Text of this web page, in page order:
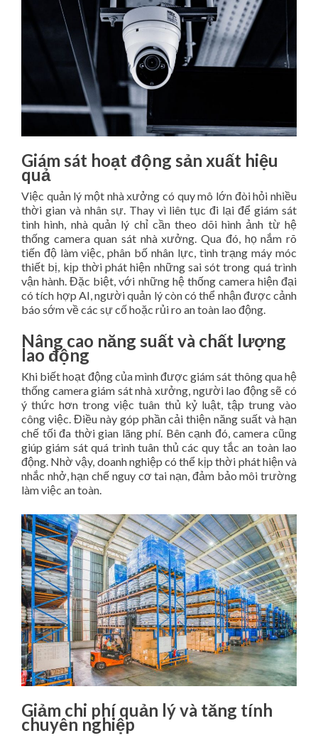
Giám sát hoạt động sản xuất hiệu
quả
Việc quản lý một nhà xưởng có quy mô lớn đòi hỏi nhiều
thời gian và nhân sự. Thay vì liên tục đi lại để giám sát
tình hình, nhà quản lý chỉ cần theo dõi hình ảnh từ hệ
thống camera quan sát nhà xưởng. Qua đó, họ nắm rõ
tiến độ làm việc, phân bố nhân lực, tình trạng máy móc
thiết bị, kịp thời phát hiện những sai sót trong quá trình
vận hành. Đặc biệt, với những hệ thống camera hiện đại
có tích hợp AI, người quản lý còn có thể nhận được cảnh
báo sớm về các sự cố hoặc rủi ro an toàn lao động.
Nâng cao năng suất và chất lượng
lao động
Khi biết hoạt động của mình được giám sát thông qua hệ
thống camera giám sát nhà xưởng, người lao động sẽ có
ý thức hơn trong việc tuân thủ kỷ luật, tập trung vào
công việc. Điều này góp phần cải thiện năng suất và hạn
chế tối đa thời gian lãng phí. Bên cạnh đó, camera cũng
giúp giám sát quá trình tuân thủ các quy tắc an toàn lao
động. Nhờ vậy, doanh nghiệp có thể kịp thời phát hiện và
nhắc nhở, hạn chế nguy cơ tai nạn, đảm bảo môi trường
làm việc an toàn.
Giảm chi phí quản lý và tăng tính
chuyên nghiệp